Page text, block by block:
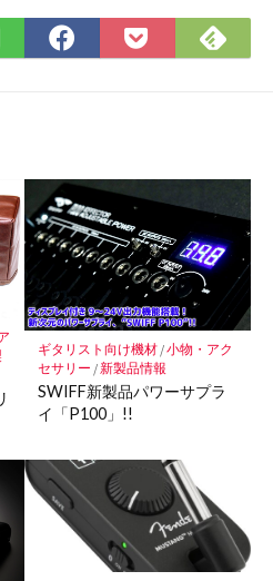
LINE
で
Facebook
で
Pocket
に
で
ギタリスト向け機材/小物・アク
セサリー /新製品情報
SWIFF新製品パワーサプラ
イ「P100」!!